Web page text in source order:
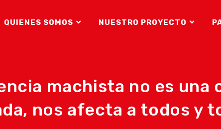
QUIENES SOMOS NUESTRO PROYECTO
machista no es una
nos afecta a todos y